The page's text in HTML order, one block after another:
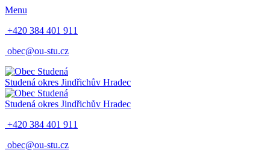
Menu
+420 384 401 911
obec@ou-stu.cz
Studená okres Jindřichův Hradec
Studená okres Jindřichův Hradec
+420 384 401 911
obec@ou-stu.cz